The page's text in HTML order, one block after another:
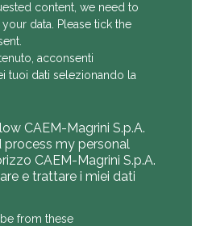
content, we need to
data. Please tick the
acconsenti
tuoi dati selezionando la
CAEM-Magrini S.p.A.
process my personal
CAEM-Magrini S.p.A.
e trattare i miei dati
from these